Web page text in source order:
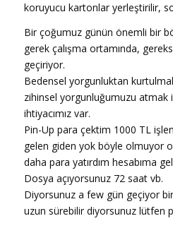
koruyucu kartonlar yerleştirilir,
Bir çoğumuz günün önemli bir
gerek çalışma ortamında,
geçiriyor.
Bedensel yorgunluktan
zihinsel yorgunluğumuzu atmak
ihtiyacımız var.
Pin-Up para çektim 1000 TL
gelen giden yok böyle olmuyor
daha para yatırdım hesabıma
Dosya açıyorsunuz 72 saat vb.
Diyorsunuz a few gün geçiyor
uzun sürebilir diyorsunuz lütfen